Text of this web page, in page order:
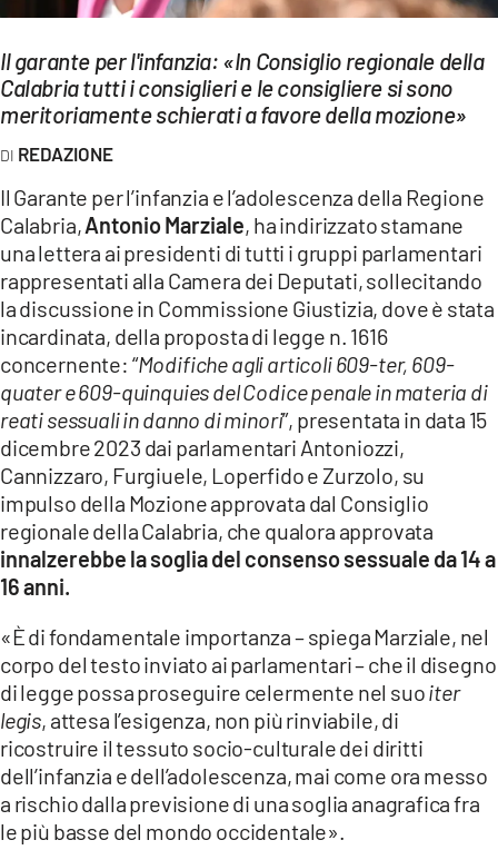
LAC NETWORK
LAC ONAIR
Network
LACPLAY.IT
LACTV.IT
LACONAIR.IT
LACITYMAG.IT
ILREGGINO.IT
COSENZACHANNEL.IT
ILVIBONESE.IT
CATANZAROCHANNEL.IT
LACAPITALENEWS.IT
App
ANDROID
APPLE
Il garante per l'infanzia: «In Consiglio regionale della
Calabria tutti i consiglieri e le consigliere si sono
meritoriamente schierati a favore della mozione»
REDAZIONE
Il Garante per l’infanzia e l’adolescenza della Regione
Calabria,Antonio Marziale, ha indirizzato stamane
una lettera ai presidenti di tutti i gruppi parlamentari
rappresentati alla Camera dei Deputati, sollecitando
la discussione in Commissione Giustizia, dove è stata
incardinata, della proposta di legge n. 1616
concernente: “Modifiche agli articoli 609-ter, 609-
quater e 609-quinquies del Codice penale in materia di
reati sessuali in danno di minori”, presentata in data 15
dicembre 2023 dai parlamentari Antoniozzi,
Cannizzaro, Furgiuele, Loperfido e Zurzolo, su
impulso della Mozione approvata dal Consiglio
regionale della Calabria, che qualora approvata
innalzerebbe la soglia del consenso sessuale da 14 a
16 anni.
«È di fondamentale importanza – spiega Marziale, nel
corpo del testo inviato ai parlamentari – che il disegno
di legge possa proseguire celermente nel suoiter
legis, attesa l’esigenza, non più rinviabile, di
ricostruire il tessuto socio-culturale dei diritti
dell’infanzia e dell’adolescenza, mai come ora messo
a rischio dalla previsione di una soglia anagrafica fra
le più basse del mondo occidentale».